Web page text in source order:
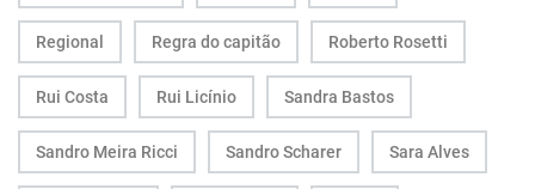
Regional Regra do capitão Roberto Rosetti
Rui Costa Rui Licínio Sandra Bastos
Sandro Meira Ricci Sandro Scharer Sara Alves